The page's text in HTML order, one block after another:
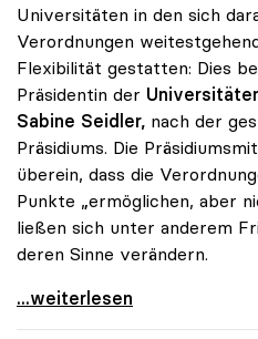
Universitäten in den sich
Verordnungen
Flexibilität gestatten: Dies
Präsidentin der
Sabine Seidler, nach der
Präsidiums. Die
überein, dass die
Punkte „ermöglichen, aber
ließen sich unter anderem
deren Sinne verändern.
Seidler:
...weiterlesen